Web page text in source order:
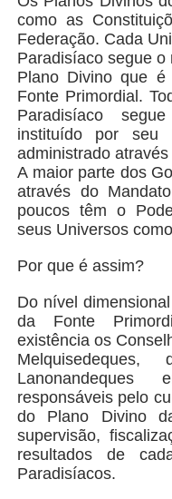
como as
Federação. Cada
Paradisíaco segue
Plano Divino que
Fonte Primordial.
Paradisíaco
instituído por
administrado
A maior parte dos
através do
poucos têm o
seus Universos
Por que é assim?
Do nível
da Fonte
existência os
responsáveis pelo
do Plano Divino
supervisão,
resultados de
Paradisíacos.